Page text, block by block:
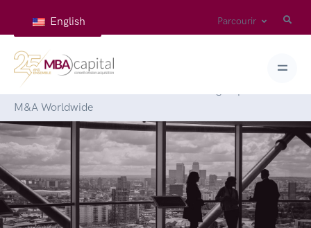
English Parcourir
Accueil
M&A Worldwide